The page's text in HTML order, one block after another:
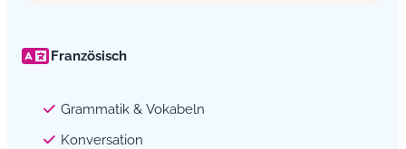
Französisch
Grammatik & Vokabeln
Konversation